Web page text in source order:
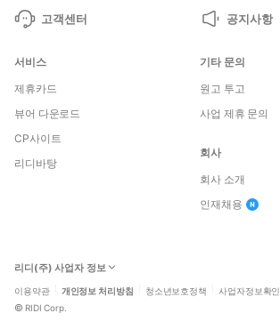
고객센터 공지사항
서비스
제휴카드
뷰어 다운로드
CP사이트
리디바탕
기타 문의
원고 투고
사업 제휴 문의
회사
회사 소개
인재채용
리디(주) 사업자 정보
이용약관 개인정보 처리방침 청소년보호정책 사업자정보확인
© RIDI Corp.